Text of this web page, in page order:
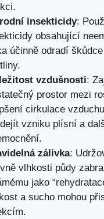
insekticidy:
obsahující
účinně odradí
vzdušnosti:
prostor mezi
cirkulace
vzniku plísní a
zálivka:
vlhkosti půdy
jako
a sucho mohou